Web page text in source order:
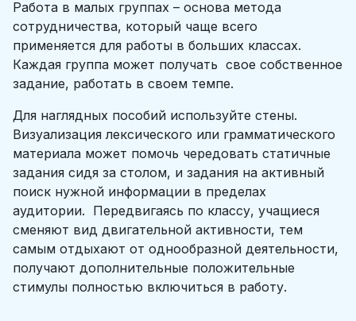
Работа в малых группах – основа метода
сотрудничества, который чаще всего
применяется для работы в больших классах.
Каждая группа может получать свое собственное
задание, работать в своем темпе.
Для наглядных пособий используйте стены.
Визуализация лексического или грамматического
материала может помочь чередовать статичные
задания сидя за столом, и задания на активный
поиск нужной информации в пределах
аудитории. Передвигаясь по классу, учащиеся
сменяют вид двигательной активности, тем
самым отдыхают от однообразной деятельности,
получают дополнительные положительные
стимулы полностью включиться в работу.